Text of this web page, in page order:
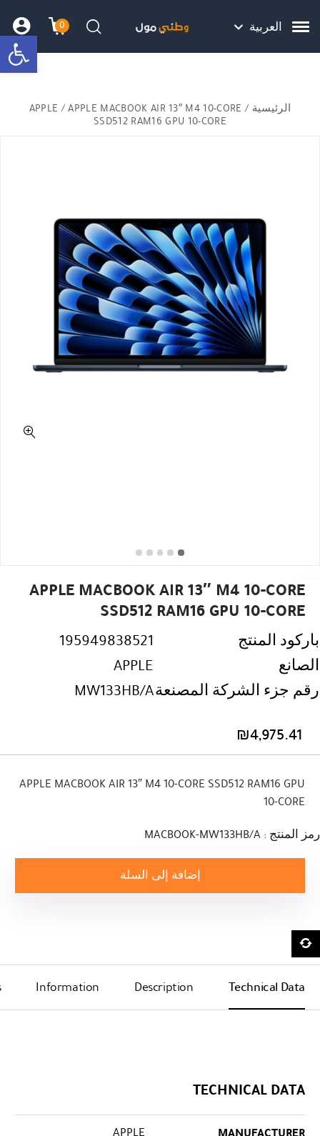
هل نزلت التطبيق ليصلك كل جديد ؟
العربية 0
עגלתחיפוש
الرئيسية /
APPLE / APPLE MACBOOK AIR 13″ M4 10-CORE
SSD512 RAM16 GPU 10-CORE
APPLE MACBOOK AIR 13″ M4 10-CORE
SSD512 RAM16 GPU 10-CORE
باركود المنتج
195949838521
الصانع
APPLE
رقم جزء الشركة المصنعةMW133HB/A
₪4,975.41
APPLE MACBOOK AIR 13″ M4 10-CORE SSD512 RAM16 GPU
10-CORE
رمز المنتج : MACBOOK-MW133HB/A
إضافة إلى السلة
Technical Data
Description
Information
TECHNICAL DATA